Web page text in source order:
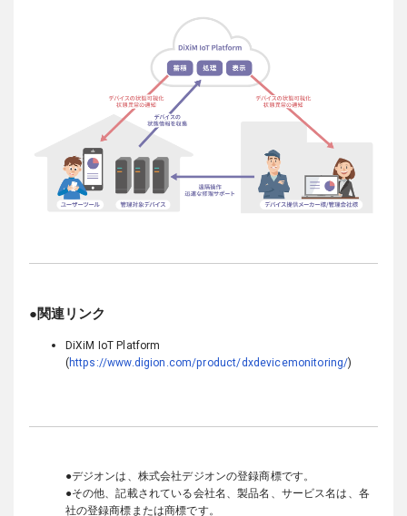
●関連リンク
DiXiM IoT Platform
(https://www.digion.com/product/dxdevicemonitoring/)
●デジオンは、株式会社デジオンの登録商標です。
●その他、記載されている会社名、製品名、サービス名は、各
社の登録商標または商標です。